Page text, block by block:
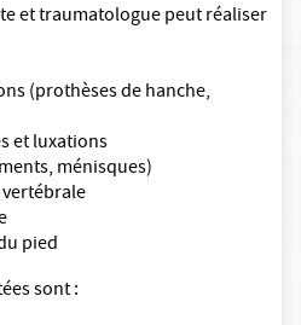
et traumatologue peut réaliser
(prothèses de hanche,
et luxations
ménisques)
pied
sont :